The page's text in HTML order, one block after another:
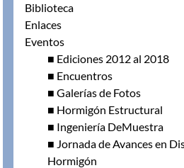
Biblioteca
Enlaces
Eventos
■ Ediciones 2012 al 2018
■ Encuentros
■ Galerías de Fotos
■ Hormigón Estructural
■ Ingeniería DeMuestra
■ Jornada de Avances en
Hormigón